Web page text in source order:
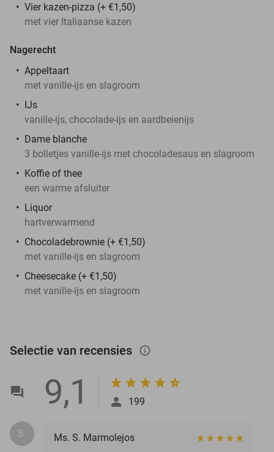
Vier kazen-pizza (+ €1,50)
met vier Italiaanse kazen
Nagerecht
Appeltaart
met vanille-ijs en slagroom
IJs
vanille-ijs, chocolade-ijs en aardbeienijs
Dame blanche
3 bolletjes vanille-ijs met chocoladesaus en slagroom
Koffie of thee
een warme afsluiter
Liquor
hartverwarmend
Chocoladebrownie (+ €1,50)
met vanille-ijs en slagroom
Cheesecake (+ €1,50)
met vanille-ijs en slagroom
Selectie van recensies info_outlined
9,1 199
S. Ms. S. Marmolejos